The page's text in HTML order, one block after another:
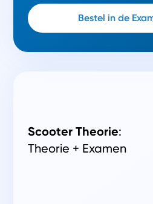
Bestel in de
Scooter Theorie:
Theorie + Examen